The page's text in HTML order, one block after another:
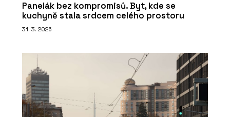
Panelák bez kompromisů. Byt, kde se
kuchyně stala srdcem celého prostoru
31. 3. 2026